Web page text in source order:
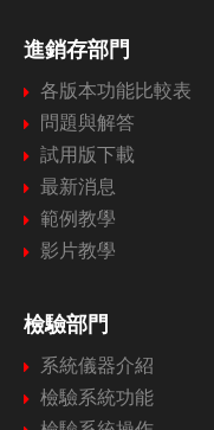
進銷存部門
各版本功能比較表
問題與解答
試用版下載
最新消息
範例教學
影片教學
檢驗部門
系統儀器介紹
檢驗系統功能